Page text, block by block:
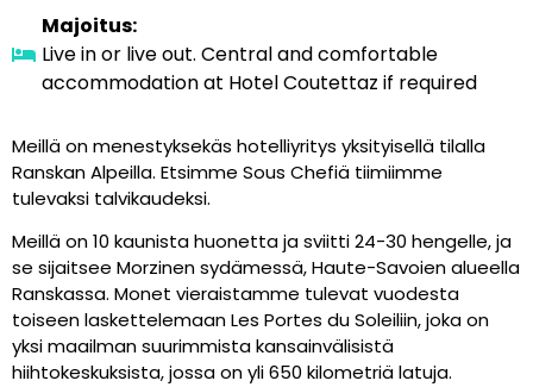
Majoitus:
Live in or live out. Central and comfortable
accommodation at Hotel Coutettaz if required
Meillä on menestyksekäs hotelliyritys yksityisellä tilalla
Ranskan Alpeilla. Etsimme Sous Chefiä tiimiimme
tulevaksi talvikaudeksi.
Meillä on 10 kaunista huonetta ja sviitti 24-30 hengelle, ja
se sijaitsee Morzinen sydämessä, Haute-Savoien alueella
Ranskassa. Monet vieraistamme tulevat vuodesta
toiseen laskettelemaan Les Portes du Soleiliin, joka on
yksi maailman suurimmista kansainvälisistä
hiihtokeskuksista, jossa on yli 650 kilometriä latuja.